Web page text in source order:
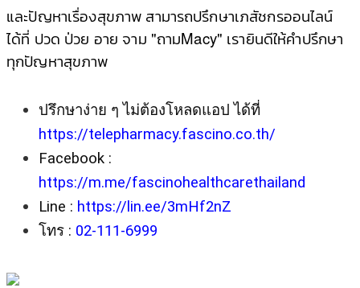
และปัญหาเรื่องสุขภาพ สามารถปรึกษาเภสัชกรออนไลน์
ได้ที่ ปวด ป่วย อาย จาม "ถามMacy" เรายินดีให้คําปรึกษา
ทุกปัญหาสุขภาพ
https://telepharmacy.fascino.co.th/
https://m.me/fascinohealthcarethailand
Line : https://lin.ee/3mHf2nZ
โทร : 02-111-6999